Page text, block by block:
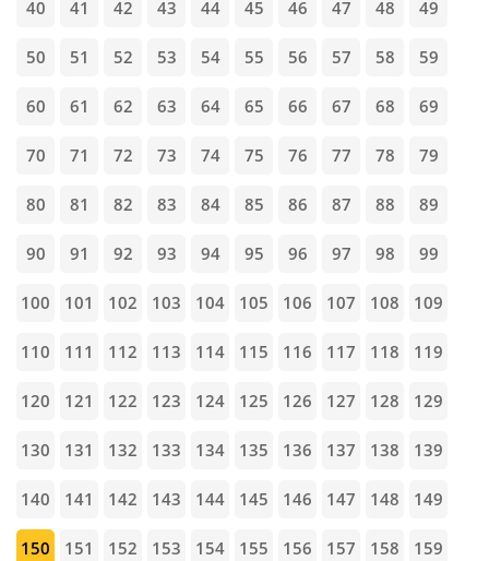
40 41 42 43 44 45 46 47 48 49
50 51 52 53 54 55 56 57 58 59
60 61 62 63 64 65 66 67 68 69
70 71 72 73 74 75 76 77 78 79
80 81 82 83 84 85 86 87 88 89
90 91 92 93 94 95 96 97 98 99
100 101 102 103 104 105 106 107 108 109
110 111 112 113 114 115 116 117 118 119
120 121 122 123 124 125 126 127 128 129
130 131 132 133 134 135 136 137 138 139
140 141 142 143 144 145 146 147 148 149
150 151 152 153 154 155 156 157 158 159